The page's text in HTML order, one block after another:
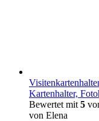
Kartenhalter,
Bewertet mit 5
von Elena